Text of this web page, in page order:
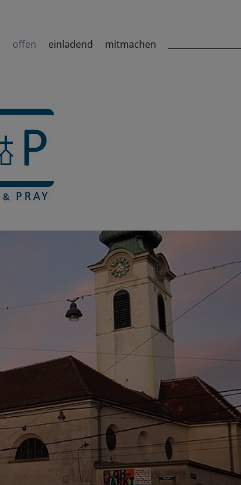
offen einladend mitmachen